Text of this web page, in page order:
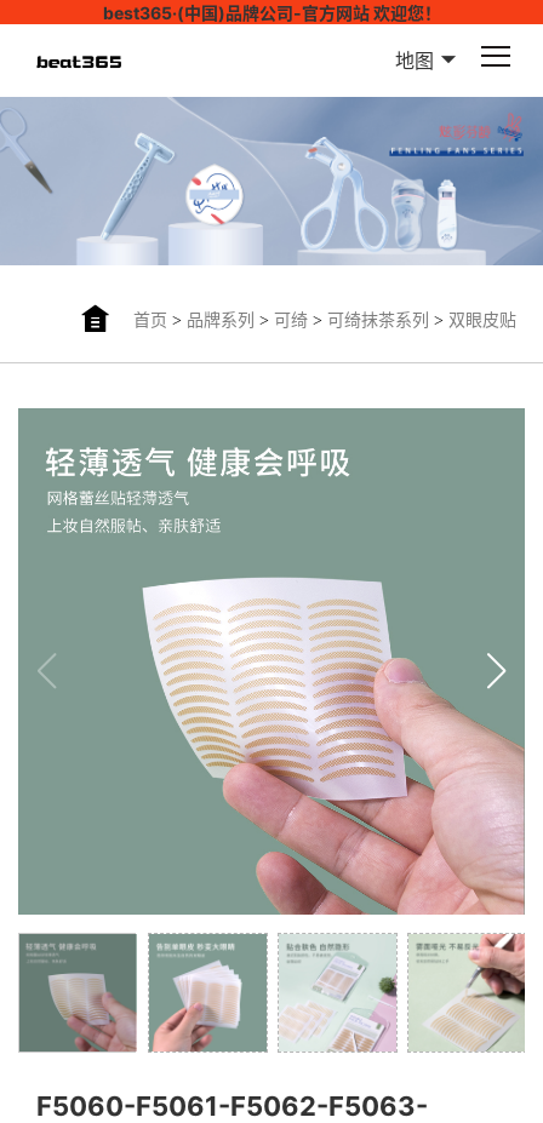
best365·(中国)品牌公司-官方网站 欢迎您！
地图
首页 > 品牌系列 > 可绮> 可绮抹茶系列 > 双眼皮贴
F5060-F5061-F5062-F5063-